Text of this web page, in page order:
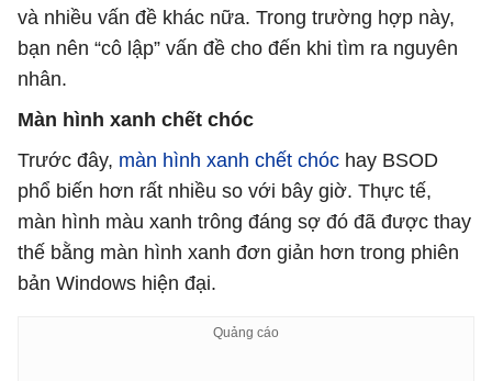
và nhiều vấn đề khác nữa. Trong trường hợp này,
bạn nên “cô lập” vấn đề cho đến khi tìm ra nguyên
nhân.
Màn hình xanh chết chóc
Trước đây, màn hình xanh chết chóc hay BSOD
phổ biến hơn rất nhiều so với bây giờ. Thực tế,
màn hình màu xanh trông đáng sợ đó đã được thay
thế bằng màn hình xanh đơn giản hơn trong phiên
bản Windows hiện đại.